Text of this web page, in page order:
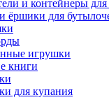
и контейнеры
ёршики для
игрушки
книги
для купания